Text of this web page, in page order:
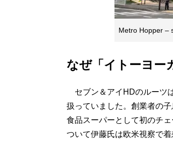
Metro Hopper –
なぜ「イトーヨー
セブン＆アイHDのルーツ
扱っていました。創業者の
食品スーパーとして初のチ
ついて伊藤氏は欧米視察で着